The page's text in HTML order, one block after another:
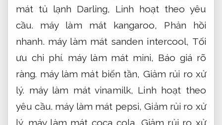
mát tủ lạnh Darling, Linh hoạt theo yêu
cầu. máy làm mát kangaroo, Phản hồi
nhanh. máy làm mát sanden intercool, Tối
ưu chi phí. máy làm mát mini, Báo giá rõ
ràng. máy làm mát biến tần, Giảm rủi ro xử
lý. máy làm mát vinamilk, Linh hoạt theo
yêu cầu. máy làm mát pepsi,Giảm rủi ro xử
lý. máy làm mát coca cola, Giảm rủi ro xử